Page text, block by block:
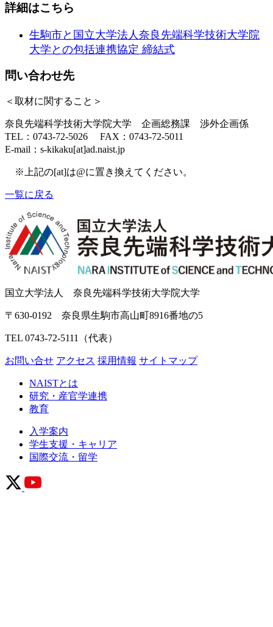
詳細はこちら
生駒市と国立大学法人奈良先端科学技術大学院
大学との包括連携協定 締結式
問い合わせ先
＜ 取材に関すること ＞
奈良先端科学技術大学院大学 企画総務課 渉外企画係
TEL：0743-72-5026 FAX：0743-72-5011
E-mail：s-kikaku[at]ad.naist.jp
※上記の[at]は@に置き換えてください。
一覧に戻る
国立大学法人 奈良先端科学技術大学院大学
〒630-0192 奈良県生駒市高山町8916番地の5
TEL 0743-72-5111（代表）
お問い合せ アクセス 採用情報 サイトマップ
NAISTとは
研究・産官学連携
教育
入学案内
学生支援・キャリア
国際交流・留学